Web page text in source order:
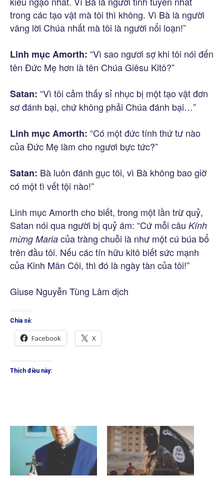
trong các tạo vật mà tôi thì không. Vì Bà là người
vâng lời Chúa nhất mà tôi là người nổi loạn!”
Linh mục Amorth: “Vì sao ngươi sợ khi tôi nói đến
tên Đức Mẹ hơn là tên Chúa Giêsu Kitô?”
Satan: “Vì tôi cảm thấy sỉ nhục bị một tạo vật đơn
sơ đánh bại, chứ không phải Chúa đánh bại…”
Linh mục Amorth: “Có một đức tính thứ tư nào
của Đức Mẹ làm cho ngươi bực tức?”
Satan: Bà luôn đánh gục tôi, vì Bà không bao giờ
có một tì vết tội nào!”
Linh mục Amorth cho biết, trong một lần trừ quỷ,
Satan nói qua người bị quỷ ám: “Cứ mỗi câu Kính
mừng Maria của tràng chuỗi là như một cú búa bổ
trên đầu tôi. Nếu các tín hữu kitô biết sức mạnh
của Kinh Mân Côi, thì đó là ngày tàn của tôi!”
Giuse Nguyễn Tùng Lâm dịch
Chia sẻ:
Facebook X
Thích điều này: